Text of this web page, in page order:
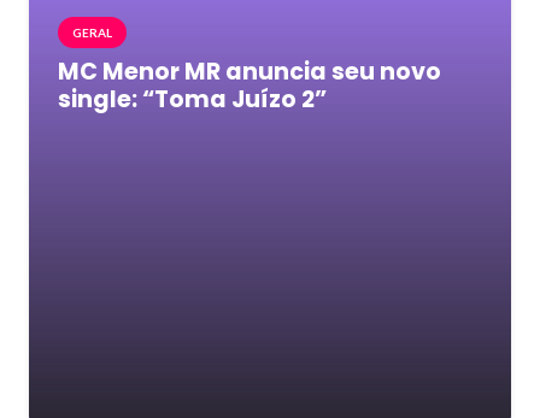
GERAL
MC Menor MR anuncia seu novo
single: “Toma Juízo 2”